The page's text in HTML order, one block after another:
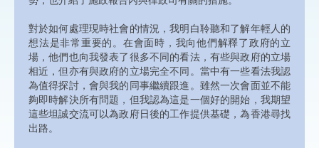
對於如何處理現時社會的情況，我明白聆聽和了解年輕人的
想法是非常重要的。在會面時，我向他們解釋了政府的立
場，他們也向我發表了很多不同的看法，有些與政府的立場
相近，但亦有與政府的立場完全不同。當中有一些看法我認
為值得探討，會與我的同事繼續跟進。雖然一次會面並不能
夠即時解決所有問題，但我認為這是一個好的開始，我期望
這些坦誠交流可以為政府日後的工作提供基礎，為香港尋找
出路。